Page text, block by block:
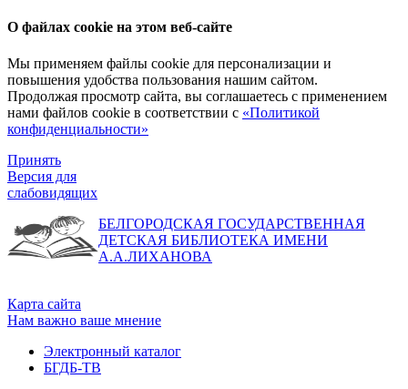
О файлах cookie на этом веб-сайте
Мы применяем файлы cookie для персонализации и
повышения удобства пользования нашим сайтом.
Продолжая просмотр сайта, вы соглашаетесь с применением
нами файлов cookie в соответствии с «Политикой
конфиденциальности»
Принять
Версия для
слабовидящих
БЕЛГОРОДСКАЯ ГОСУДАРСТВЕННАЯ
ДЕТСКАЯ БИБЛИОТЕКА ИМЕНИ
А.А.ЛИХАНОВА
Карта сайта
Нам важно ваше мнение
Электронный каталог
БГДБ-ТВ